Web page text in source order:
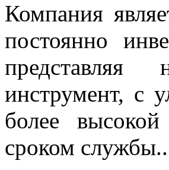
Компания
постоянно
инструмент, с
более
сроком службы..